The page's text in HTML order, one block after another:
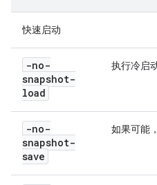
快速启动
-no-
snapshot-
load
执行冷启
-no-
snapshot-
save
如果可能